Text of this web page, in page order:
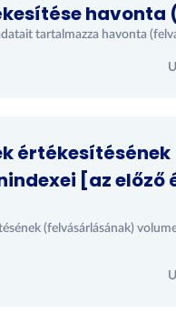
tartalmazza havonta
értékesítésének
[az előző
(felvásárlásának)